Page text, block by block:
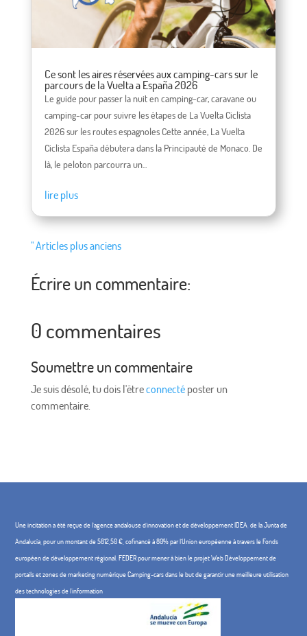
Ce sont les aires réservées aux camping-cars sur le
parcours de la Vuelta a España 2026
Le guide pour passer la nuit en camping-car, caravane ou
camping-car pour suivre les étapes de La Vuelta Ciclista
2026 sur les routes espagnoles Cette année, La Vuelta
Ciclista España débutera dans la Principauté de Monaco. De
là, le peloton parcourra un...
lire plus
" Articles plus anciens
Écrire un commentaire:
0 commentaires
Soumettre un commentaire
Je suis désolé, tu dois l'êtreconnectéposter un
commentaire.
Une incitation a été reçue de l'agence andalouse d'innovation et de développement IDEA, de la Junta de
Andalucía, pour un montant de 5812,50 €, cofinancé à 80% par l'Union européenne à travers le Fonds
européen de développement régional, FEDER pour mener à bien le projet Web Développement de
portails et zones de marketing numérique Camping-cars dans le but de garantir une meilleure utilisation
des technologies de l'information